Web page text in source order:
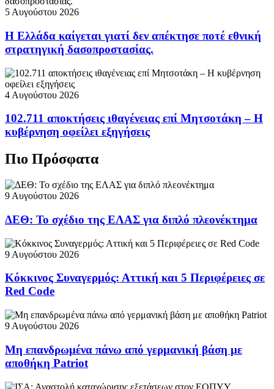
5 Αυγούστου 2026
Η Ελλάδα καίγεται γιατί δεν απέκτησε ποτέ εθνική
στρατηγική δασοπροστασίας.
4 Αυγούστου 2026
102.711 αποκτήσεις ιθαγένειας επί Μητσοτάκη – Η
κυβέρνηση οφείλει εξηγήσεις
Πιο Πρόσφατα
9 Αυγούστου 2026
ΔΕΘ: Το σχέδιο της ΕΛΑΣ για διπλό πλεονέκτημα
9 Αυγούστου 2026
Κόκκινος Συναγερμός: Αττική και 5 Περιφέρειες σε
Red Code
9 Αυγούστου 2026
Μη επανδρωμένα πάνω από γερμανική βάση με
αποθήκη Patriot